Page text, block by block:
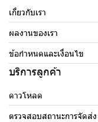
เกี่ยวกับเรา
ผลงานของเรา
ข้อกำหนดและเงื่อนไข
บริการลูกค้า
ดาวโหลด
ตรวจสอบสถานะการจัดส่ง